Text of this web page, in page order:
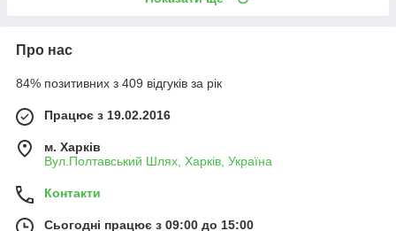
Про нас
84% позитивних з 409 відгуків за рік
Працює з 19.02.2016
м. Харків
Вул.Полтавський Шлях, Харків, Україна
Контакти
Сьогодні працює з 09:00 до 15:00